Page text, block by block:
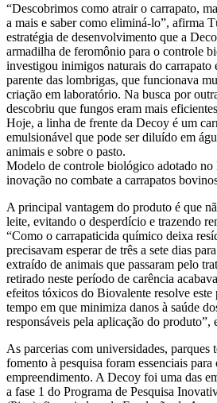
“Descobrimos como atrair o carrapato,
a mais e saber como eliminá-lo”, afirma
estratégia de desenvolvimento que a
armadilha de feromônio para o controle
investigou inimigos naturais do carrapato
parente das lombrigas, que funcionava
criação em laboratório. Na busca por
descobriu que fungos eram mais
Hoje, a linha de frente da Decoy é um
emulsionável que pode ser diluído em
animais e sobre o pasto.
Modelo de controle biológico adotado
inovação no combate a carrapatos
A principal vantagem do produto é que
leite, evitando o desperdício e trazendo
“Como o carrapaticida químico deixa
precisavam esperar de três a sete dias
extraído de animais que passaram pelo
retirado neste período de carência
efeitos tóxicos do Biovalente resolve este
tempo em que minimiza danos à saúde
responsáveis pela aplicação do
As parcerias com universidades, parques
fomento à pesquisa foram essenciais para
empreendimento. A Decoy foi uma das
a fase 1 do Programa de Pesquisa